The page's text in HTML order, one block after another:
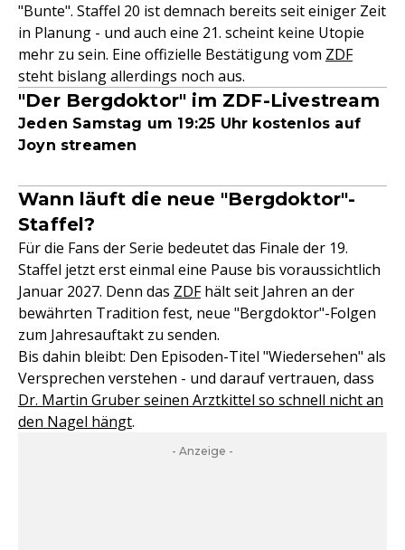
"Bunte". Staffel 20 ist demnach bereits seit einiger Zeit
in Planung - und auch eine 21. scheint keine Utopie
mehr zu sein. Eine offizielle Bestätigung vom ZDF
steht bislang allerdings noch aus.
"Der Bergdoktor" im ZDF-Livestream
Jeden Samstag um 19:25 Uhr kostenlos auf
Joyn streamen
Wann läuft die neue "Bergdoktor"-
Staffel?
Für die Fans der Serie bedeutet das Finale der 19.
Staffel jetzt erst einmal eine Pause bis voraussichtlich
Januar 2027. Denn das ZDFhält seit Jahren an der
bewährten Tradition fest, neue "Bergdoktor"-Folgen
zum Jahresauftakt zu senden.
Bis dahin bleibt: Den Episoden-Titel "Wiedersehen" als
Versprechen verstehen - und darauf vertrauen, dass
Dr. Martin Gruber seinen Arztkittel so schnell nicht an
den Nagel hängt.
- Anzeige -